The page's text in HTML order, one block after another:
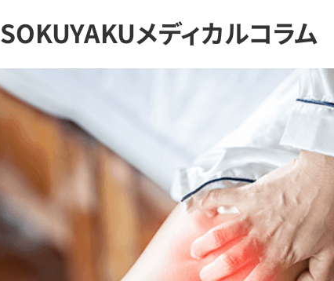
SOKUYAKUメディカルコラム